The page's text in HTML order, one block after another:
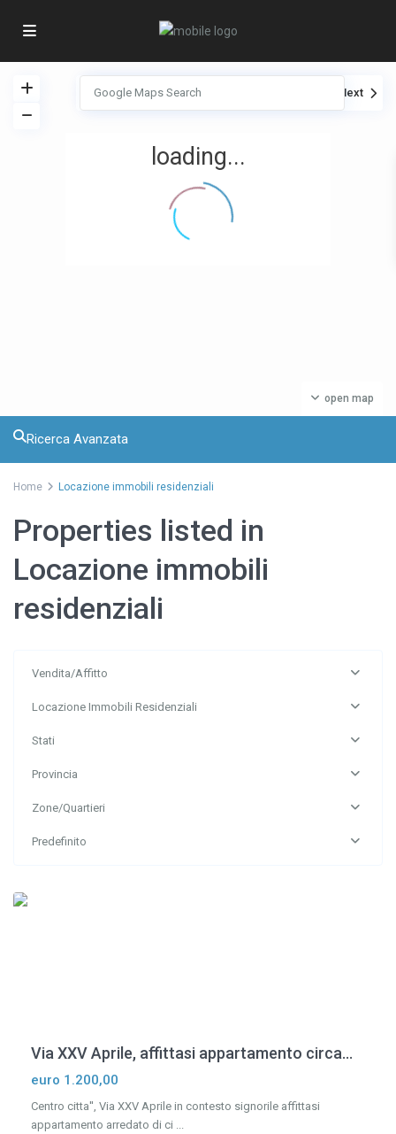
loading...
open map
vista My Location Next
Ricerca Avanzata
Home Locazione immobili residenziali
Properties listed in
Locazione immobili
residenziali
Vendita/Affitto
Locazione Immobili Residenziali
Stati
Provincia
Zone/Quartieri
Predefinito
Via XXV Aprile, affittasi appartamento circa...
euro 1.200,00
Centro citta'', Via XXV Aprile in contesto signorile affittasi
appartamento arredato di ci ...